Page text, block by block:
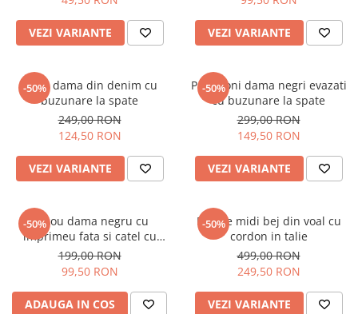
VEZI VARIANTE VEZI VARIANTE
-50%
Blugi dama din denim cu
buzunare la spate
249,00 RON
124,50 RON
VEZI VARIANTE
-50%
Pantaloni dama negri evazati
cu buzunare la spate
299,00 RON
149,50 RON
VEZI VARIANTE
-50%
Tricou dama negru cu
imprimeu fata si catel cu
ochelari
199,00 RON
99,50 RON
ADAUGA IN COS
-50%
Rochie midi bej din voal cu
cordon in talie
499,00 RON
249,50 RON
VEZI VARIANTE